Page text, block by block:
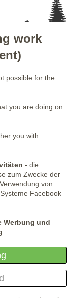
work
possible for the
you are doing on
you with
- die
zum Zwecke der
von
Facebook
Werbung und